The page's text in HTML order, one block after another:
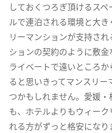
しておくつろぎ頂けるス
ルで連泊される環境と大
リーマンションが支持さ
ションの契約のように敷
ライベートで遠いところ
ると思いきってマンスリ
つかもしれません。愛媛
も、ホテルよりもウィー
れる方がずっと格安になり